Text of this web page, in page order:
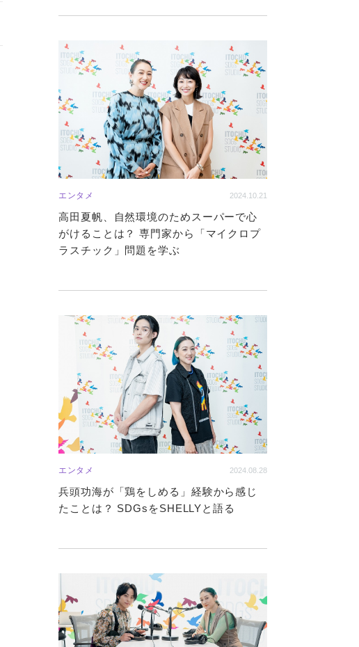
エンタメ 2024.10.21
高田夏帆、自然環境のためスーパーで心
がけることは？ 専門家から「マイクロプ
ラスチック」問題を学ぶ
エンタメ 2024.08.28
兵頭功海が「鶏をしめる」経験から感じ
たことは？ SDGsをSHELLYと語る